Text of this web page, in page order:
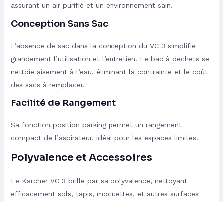
assurant un air purifié et un environnement sain.
Conception Sans Sac
L’absence de sac dans la conception du VC 3 simplifie
grandement l’utilisation et l’entretien. Le bac à déchets se
nettoie aisément à l’eau, éliminant la contrainte et le coût
des sacs à remplacer.
Facilité de Rangement
Sa fonction position parking permet un rangement
compact de l’aspirateur, idéal pour les espaces limités.
Polyvalence et Accessoires
Le Kärcher VC 3 brille par sa polyvalence, nettoyant
efficacement sols, tapis, moquettes, et autres surfaces